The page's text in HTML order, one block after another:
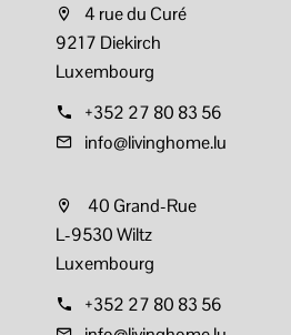
4 rue du Curé
9217 Diekirch
Luxembourg
+352 27 80 83 56
info@livinghome.lu
40 Grand-Rue
L-9530 Wiltz
Luxembourg
+352 27 80 83 56